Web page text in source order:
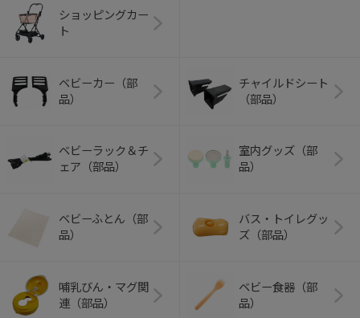
ショッピングカー
ト
ベビーカー（部
品）
チャイルドシート
（部品）
ベビーラック＆チ
ェア（部品）
室内グッズ（部
品）
ベビーふとん（部
品）
バス・トイレグッ
ズ（部品）
哺乳びん・マグ関
連（部品）
ベビー食器（部
品）